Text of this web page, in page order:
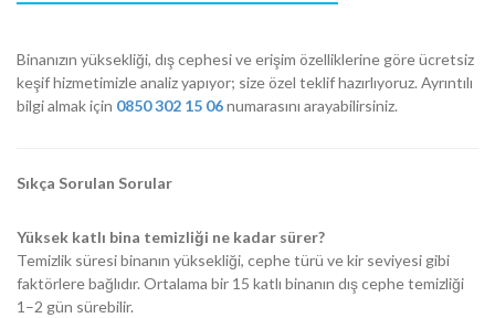
Binanızın yüksekliği, dış cephesi ve erişim özelliklerine göre ücretsiz
keşif hizmetimizle analiz yapıyor; size özel teklif hazırlıyoruz. Ayrıntılı
bilgi almak için 0850 302 15 06numarasını arayabilirsiniz.
Sıkça Sorulan Sorular
Yüksek katlı bina temizliği ne kadar sürer?
Temizlik süresi binanın yüksekliği, cephe türü ve kir seviyesi gibi
faktörlere bağlıdır. Ortalama bir 15 katlı binanın dış cephe temizliği
1–2 gün sürebilir.